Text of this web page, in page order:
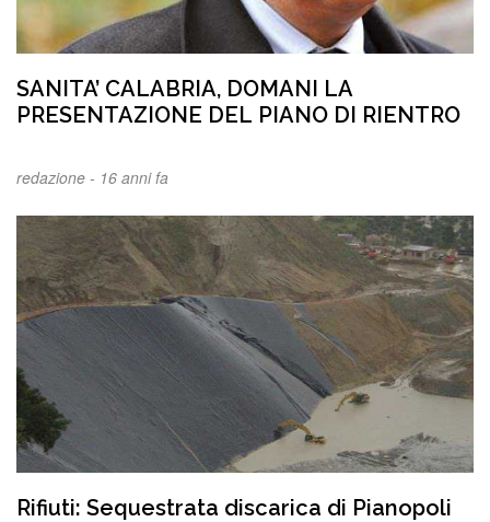
SANITA’ CALABRIA, DOMANI LA
PRESENTAZIONE DEL PIANO DI RIENTRO
redazione - 16 anni fa
Rifiuti: Sequestrata discarica di Pianopoli